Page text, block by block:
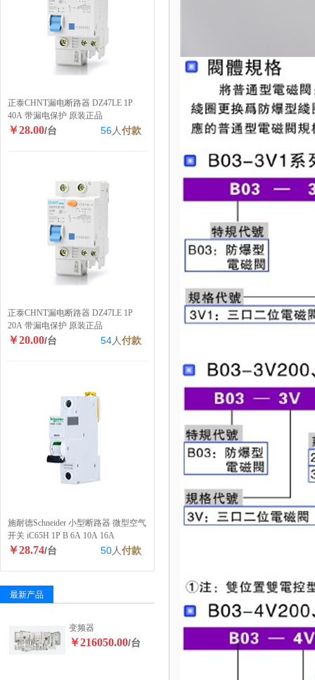
正泰CHNT漏电断路器 DZ47LE 1P
40A 带漏电保护 原装正品
￥28.00/台 56人付款
正泰CHNT漏电断路器 DZ47LE 1P
20A 带漏电保护 原装正品
￥20.00/台 54人付款
施耐德Schneider 小型断路器 微型空气
开关 iC65H 1P B 6A 10A 16A
￥28.74/台 50人付款
最新产品
变频器
￥216050.00/台